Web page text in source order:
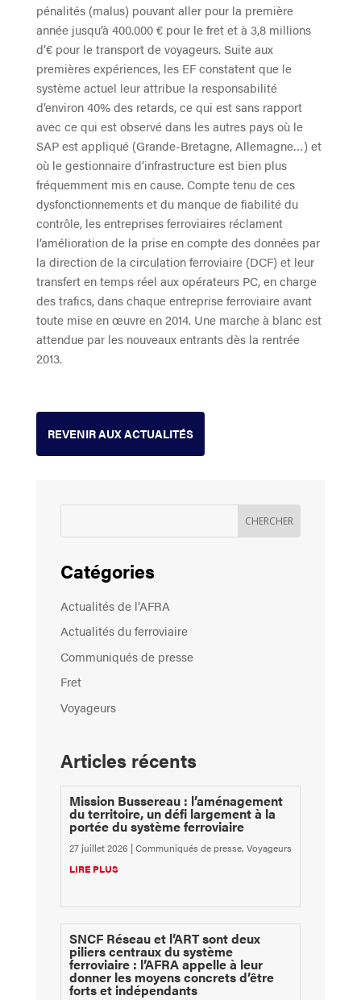
pénalités (malus) pouvant aller pour la première
année jusqu’à 400.000 € pour le fret et à 3,8 millions
d’€ pour le transport de voyageurs. Suite aux
premières expériences, les EF constatent que le
système actuel leur attribue la responsabilité
d’environ 40% des retards, ce qui est sans rapport
avec ce qui est observé dans les autres pays où le
SAP est appliqué (Grande-Bretagne, Allemagne…) et
où le gestionnaire d’infrastructure est bien plus
fréquemment mis en cause. Compte tenu de ces
dysfonctionnements et du manque de fiabilité du
contrôle, les entreprises ferroviaires réclament
l’amélioration de la prise en compte des données par
la direction de la circulation ferroviaire (DCF) et leur
transfert en temps réel aux opérateurs PC, en charge
des trafics, dans chaque entreprise ferroviaire avant
toute mise en œuvre en 2014. Une marche à blanc est
attendue par les nouveaux entrants dès la rentrée
2013.
REVENIR AUX ACTUALITÉS
Catégories
Actualités de l’AFRA
Actualités du ferroviaire
Communiqués de presse
Fret
Voyageurs
Articles récents
Mission Bussereau : l’aménagement
du territoire, un défi largement à la
portée du système ferroviaire
27 juillet 2026 |Communiqués de presse, Voyageurs
LIRE PLUS
SNCF Réseau et l’ART sont deux
piliers centraux du système
ferroviaire : l’AFRA appelle à leur
donner les moyens concrets d’être
forts et indépendants